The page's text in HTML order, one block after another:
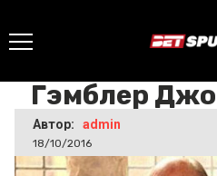
Гэмблер
Автор: admin
18/10/2016